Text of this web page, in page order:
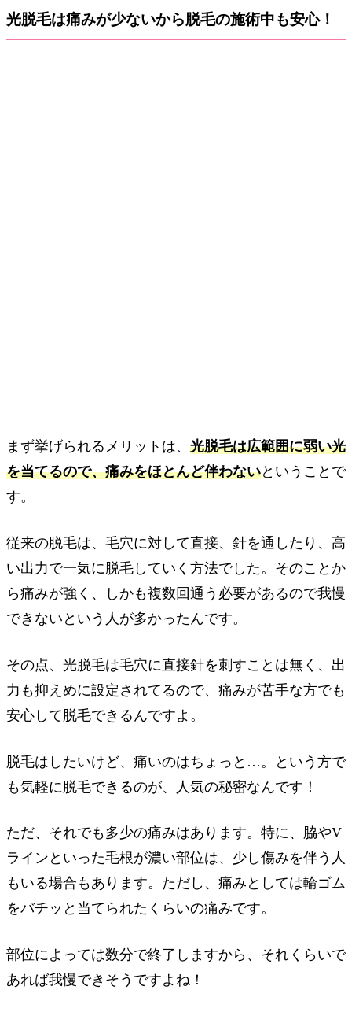
光脱毛は痛みが少ないから脱毛の施術中も安心！
まず挙げられるメリットは、 光脱毛は広範囲に弱い光
を当てるので、痛みをほとんど伴わないということで
す。
従来の脱毛は、毛穴に対して直接、針を通したり、高
い出力で一気に脱毛していく方法でした。そのことか
ら痛みが強く、しかも複数回通う必要があるので我慢
できないという人が多かったんです。
その点、光脱毛は毛穴に直接針を刺すことは無く、出
力も抑えめに設定されてるので、痛みが苦手な方でも
安心して脱毛できるんですよ。
脱毛はしたいけど、痛いのはちょっと…。という方で
も気軽に脱毛できるのが、人気の秘密なんです！
ただ、それでも多少の痛みはあります。特に、脇やV
ラインといった毛根が濃い部位は、少し傷みを伴う人
もいる場合もあります。ただし、痛みとしては輪ゴム
をバチッと当てられたくらいの痛みです。
部位によっては数分で終了しますから、それくらいで
あれば我慢できそうですよね！